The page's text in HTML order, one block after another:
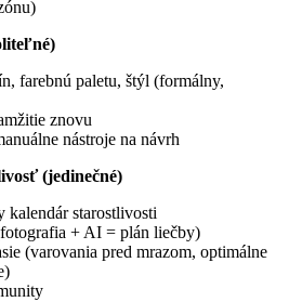
farebnú paletu, štýl (formálny,
znovu
nástroje na návrh
(jedinečné)
kalendár starostlivosti
+ AI = plán liečby)
(varovania pred mrazom, optimálne